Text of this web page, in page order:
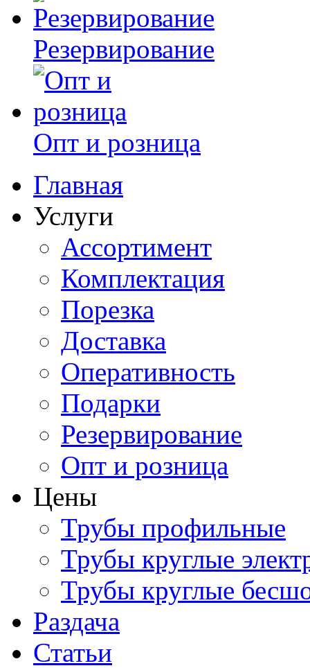
Резервирование
Опт и розница
Главная
Услуги
Ассортимент
Комплектация
Порезка
Доставка
Оперативность
Подарки
Резервирование
Опт и розница
Цены
Трубы профильные
Трубы круглые
Трубы круглые
Раздача
Статьи